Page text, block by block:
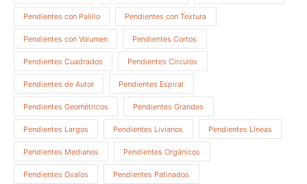
Pendientes con Palillo Pendientes con Textura
Pendientes con Volumen Pendientes Cortos
Pendientes Cuadrados Pendientes Círculos
Pendientes de Autor Pendientes Espiral
Pendientes Geométricos Pendientes Grandes
Pendientes Largos Pendientes Livianos Pendientes Líneas
Pendientes Medianos Pendientes Orgánicos
Pendientes Ovalos Pendientes Patinados